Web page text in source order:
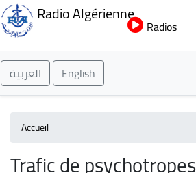
au
Radio Algérienne
Radios
العربية English
Accueil
Trafic de psychotropes